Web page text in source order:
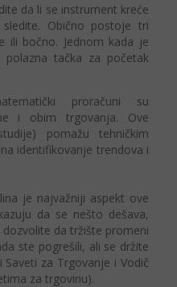
da li se instrument kreće
Obično postoje tri
ili bočno. Jednom kada je
tačka za početak
proračuni su
i obim trgovanja. Ove
pomažu tehničkim
identifikovanje trendova i
je najvažniji aspekt ove
da se nešto dešava,
da tržište promeni
ste pogrešili, ali se držite
Saveti za Trgovanje i Vodič
za trgovinu).